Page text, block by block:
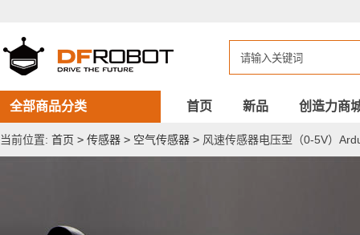
感
器
电
压
型
（0-
5V）
Arduino
全部商品分类 首页 新品 创造力商
当前位置: 首页 > 传感器 > 空气传感器 > 风速传感器电压型（0-5V）